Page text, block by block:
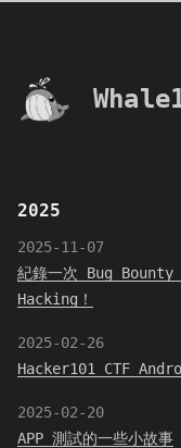
2025
2025-11-07
紀錄一次 Bug Bounty
Hacking！
2025-02-26
Hacker101 CTF
2025-02-20
APP 測試的一些小故事